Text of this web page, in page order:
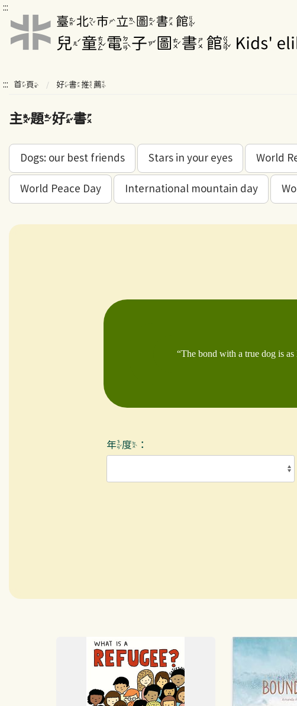
:::
::: 首頁 好書推薦
主題好書
Dogs: our best friends Stars in your eyes World
World Peace Day International mountain day
“The bond with a true dog is
年度：